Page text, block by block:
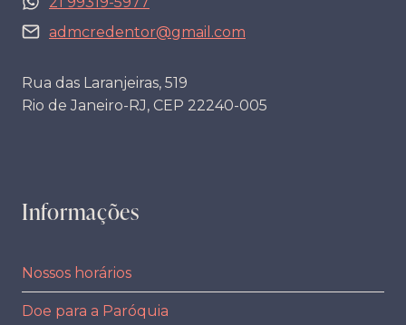
admcredentor@gmail.com
Rua das Laranjeiras, 519
Rio de Janeiro-RJ, CEP 22240-005
Informações
Nossos horários
Doe para a Paróquia